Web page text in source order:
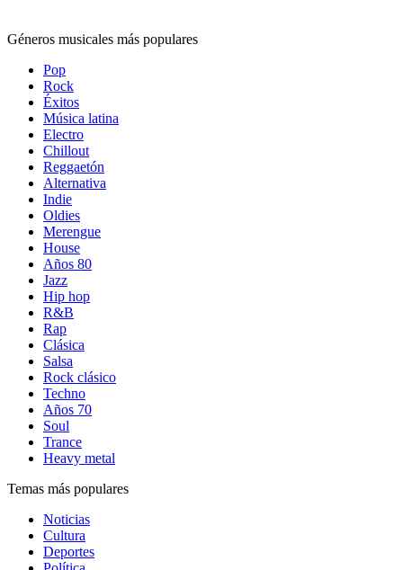
Géneros musicales más populares
Pop
Rock
Éxitos
Música latina
Electro
Chillout
Reggaetón
Alternativa
Indie
Oldies
Merengue
House
Años 80
Jazz
Hip hop
R&B
Rap
Clásica
Salsa
Rock clásico
Techno
Años 70
Soul
Trance
Heavy metal
Temas más populares
Noticias
Cultura
Deportes